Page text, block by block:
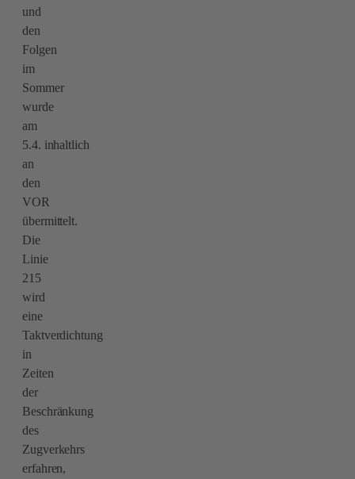
und
den
Folgen
im
Sommer
wurde
am
5.4. inhaltlich
an
den
VOR
übermittelt.
Die
Linie
215
wird
eine
Taktverdichtung
in
Zeiten
der
Beschränkung
des
Zugverkehrs
erfahren,